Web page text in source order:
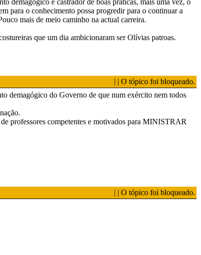
demagógico e castrador de boas práticas, mais uma vez, o
para o conhecimento possa progredir para o continuar a
mais de meio caminho na actual carreira.
que um dia ambicionaram ser Olívias patroas.
| | O tópico foi bloqueado.
demagógico do Governo de que num exército nem todos
professores competentes e motivados para MINISTRAR
| | O tópico foi bloqueado.